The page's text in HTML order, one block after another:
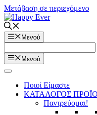
Μετάβαση σε περιεχόμενο
Μενού
Μενού
Ποιοί Είμαστε
ΚΑΤΑΛΟΓΟΣ
Παντρεύομαι!